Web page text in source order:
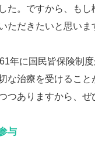
た。ですから、も
ただきたいと思いま
年に国民皆保険制
な治療を受けるこ
つありますから、
与